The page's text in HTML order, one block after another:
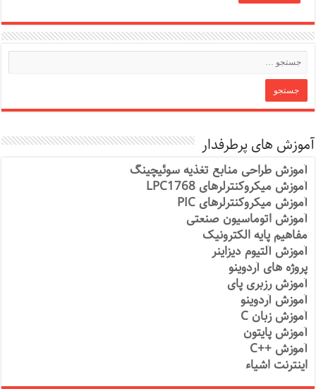
آموزش های پرطرفدار
آموزش طراحی منابع تغذیه سوئیچینگ
آموزش میکروکنترلرهای LPC1768
آموزش میکروکنترلرهای PIC
آموزش اتوماسیون صنعتی
مفاهیم پایه الکترونیک
آموزش آلتیوم دیزاینر
پروژه های آردوینو
آموزش رزبری پای
آموزش آردوینو
آموزش زبان C
آموزش پایتون
آموزش ++C
اینترنت اشیاء